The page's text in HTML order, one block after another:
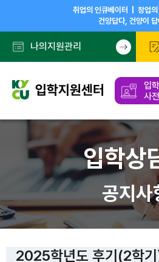
취업의 인큐베이터 | 창업의
건양답다, 건양이
나의지원관리
입
사
입학상
공지사
2025학년도 후기(2학기